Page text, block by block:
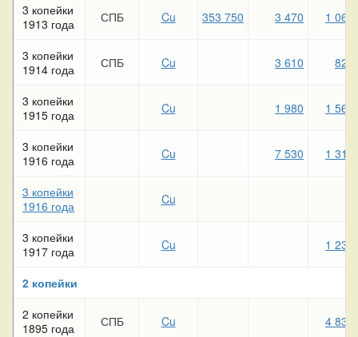
3 копейки
1913 года
СПБ Cu 353 750 3 470 1 060
3 копейки
1914 года
СПБ Cu 3 610 820
3 копейки
1915 года
Cu 1 980 1 560
3 копейки
1916 года
Cu 7 530 1 310
3 копейки
1916 года
Cu
3 копейки
1917 года
Cu 1 230
2 копейки
2 копейки
1895 года
СПБ Cu 4 830